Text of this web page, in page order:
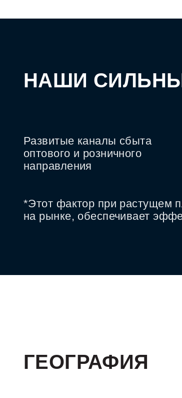
НАШИ
Развитые каналы сбыта
оптового и розничного
направления
*Этот фактор при растущем
на рынке, обеспечивает
ГЕОГРАФИЯ